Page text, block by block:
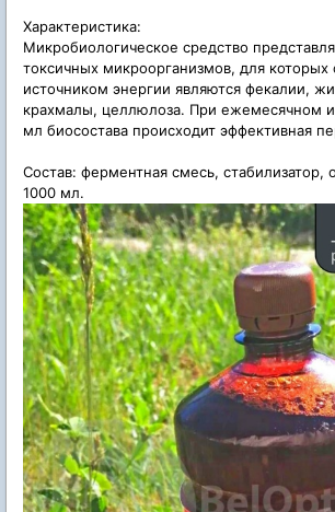
Характеристика:
Микробиологическое средство
токсичных микроорганизмов, для
источником энергии являются фекалии,
крахмалы, целлюлоза. При ежемесячном
мл биосостава происходит эффективная
Состав: ферментная смесь, стабилизатор,
1000 мл.